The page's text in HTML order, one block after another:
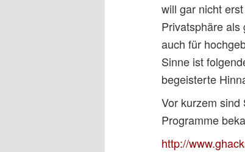
will gar nicht
Privatsphäre
auch für
Sinne ist
begeisterte
Vor kurzem
Programme
http://